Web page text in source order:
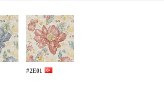
#2E01